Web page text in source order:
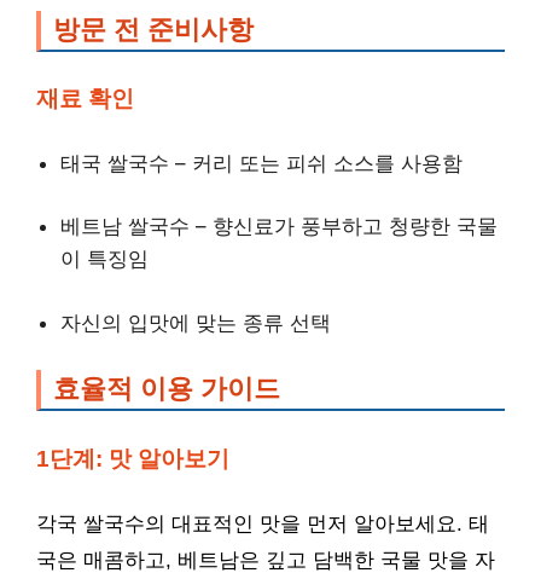
방문 전 준비사항
재료 확인
태국 쌀국수 – 커리 또는 피쉬 소스를 사용함
베트남 쌀국수 – 향신료가 풍부하고 청량한 국물
이 특징임
자신의 입맛에 맞는 종류 선택
효율적 이용 가이드
1단계: 맛 알아보기
각국 쌀국수의 대표적인 맛을 먼저 알아보세요. 태
국은 매콤하고, 베트남은 깊고 담백한 국물 맛을 자